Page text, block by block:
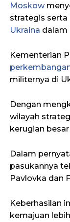
Moskow
strategis serta
Ukraina dalam
Kementerian
militernya di
Dengan
wilayah
kerugian
Dalam
pasukannya
Pavlovka dan
Keberhasilan
kemajuan